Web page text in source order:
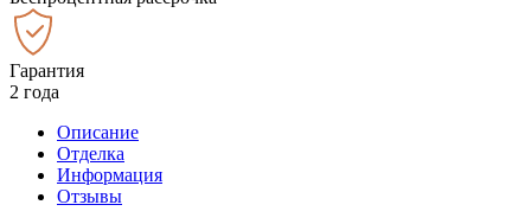
Гарантия
2 года
Описание
Отделка
Информация
Отзывы